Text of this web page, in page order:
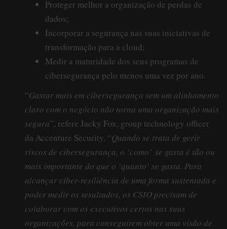
Proteger melhor a organização de perdas de
dados;
Incorporar a segurança nas suas iniciativas de
transformação para a cloud;
Medir a maturidade dos seus programas de
cibersegurança pelo menos uma vez por ano.
“Gastar mais em cibersegurança sem um alinhamento
claro com o negócio não torna uma organização mais
segura”, refere Jacky Fox, group technology officer
da Accenture Security. “Quando se trata de gerir
riscos de cibersegurança, o ‘como’ se gasta é tão ou
mais importante do que o ‘quanto’ se gasta. Para
alcançar ciber-resiliência de uma forma sustentada e
poder medir os resultados, os CSIO precisam de
colaborar com os executivos certos nas suas
organizações, para conseguirem obter uma visão de